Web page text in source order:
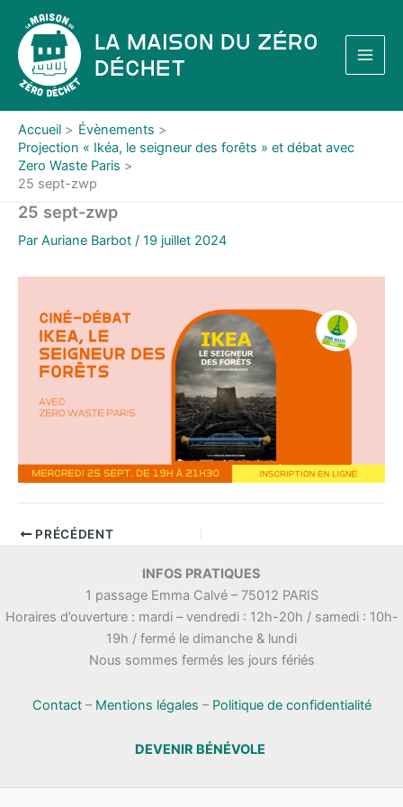
contenu
La Maison du Zéro
Déchet
Accueil
Évènements
Projection « Ikéa, le seigneur des forêts » et débat avec
Zero Waste Paris
25 sept-zwp
25 sept-zwp
Par Auriane Barbot / 19 juillet 2024
PRÉCÉDENT
INFOS PRATIQUES
1 passage Emma Calvé – 75012 PARIS
Horaires d’ouverture : mardi – vendredi : 12h-20h / samedi : 10h-
19h / fermé le dimanche & lundi
Nous sommes fermés les jours fériés
Contact– Mentions légales – Politique de confidentialité
DEVENIR BÉNÉVOLE